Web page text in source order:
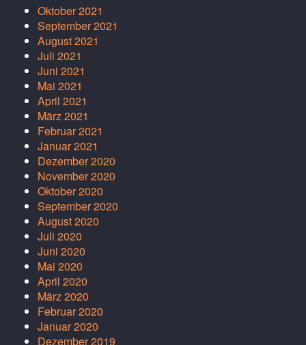
Oktober 2021
September 2021
August 2021
Juli 2021
Juni 2021
Mai 2021
April 2021
März 2021
Februar 2021
Januar 2021
Dezember 2020
November 2020
Oktober 2020
September 2020
August 2020
Juli 2020
Juni 2020
Mai 2020
April 2020
März 2020
Februar 2020
Januar 2020
Dezember 2019